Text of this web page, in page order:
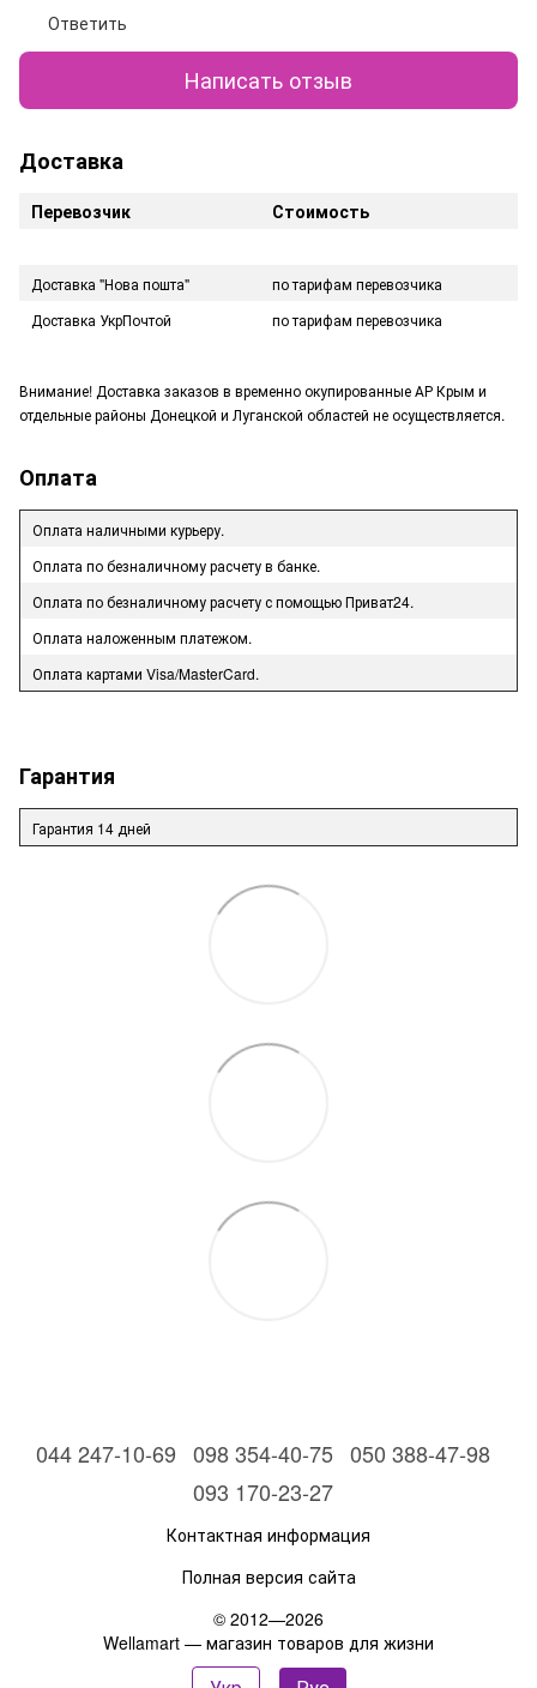
Ответить
Написать отзыв
Доставка
Перевозчик Стоимость
Доставка "Нова пошта"
по тарифам перевозчика
Доставка УкрПочтой
по тарифам перевозчика
Внимание! Доставка заказов в временно окупированные АР Крым и
отдельные районы Донецкой и Луганской областей не осуществляется.
Оплата
Оплата наличными курьеру.
Оплата по безналичному расчету в банке.
Оплата по безналичному расчету с помощью Приват24.
Оплата наложенным платежом.
Оплата картами Visa/MasterCard.
Гарантия
Гарантия 14 дней
044 247-10-69 098 354-40-75 050 388-47-98
093 170-23-27
Контактная информация
Полная версия сайта
© 2012—2026
Wellamart — магазин товаров для жизни